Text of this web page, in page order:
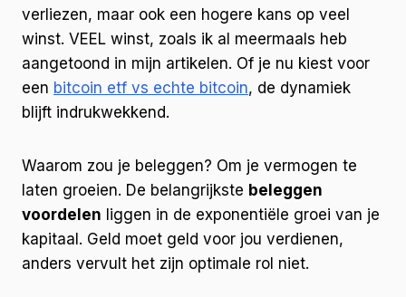
verliezen, maar ook een hogere kans op veel
winst. VEEL winst, zoals ik al meermaals heb
aangetoond in mijn artikelen. Of je nu kiest voor
een bitcoin etf vs echte bitcoin, de dynamiek
blijft indrukwekkend.
Waarom zou je beleggen? Om je vermogen te
laten groeien. De belangrijkste beleggen
voordelen liggen in de exponentiële groei van je
kapitaal. Geld moet geld voor jou verdienen,
anders vervult het zijn optimale rol niet.